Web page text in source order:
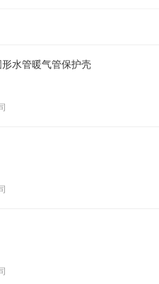
水管暖气管保护壳